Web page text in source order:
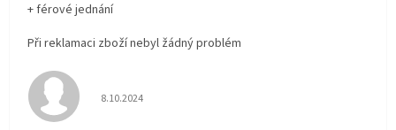
+ férové jednání
Při reklamaci zboží nebyl žádný problém
Hodnocení obchodu je 5 z 5 hvězdiček.
8.10.2024